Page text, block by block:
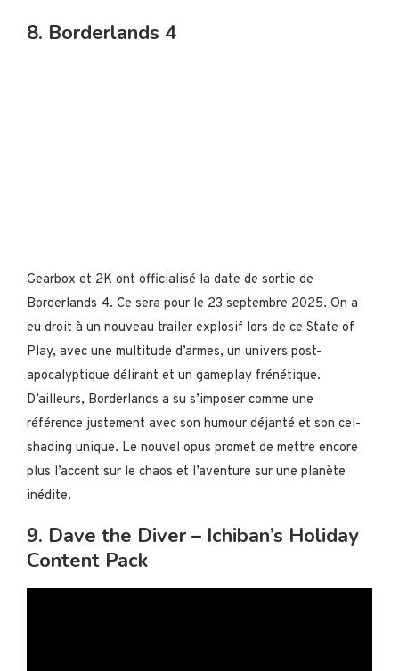
8. Borderlands 4
Gearbox et 2K ont officialisé la date de sortie de
Borderlands 4. Ce sera pour le 23 septembre 2025. On a
eu droit à un nouveau trailer explosif lors de ce State of
Play, avec une multitude d’armes, un univers post-
apocalyptique délirant et un gameplay frénétique.
D’ailleurs, Borderlands a su s’imposer comme une
référence justement avec son humour déjanté et son cel-
shading unique. Le nouvel opus promet de mettre encore
plus l’accent sur le chaos et l’aventure sur une planète
inédite.
9. Dave the Diver – Ichiban’s Holiday
Content Pack